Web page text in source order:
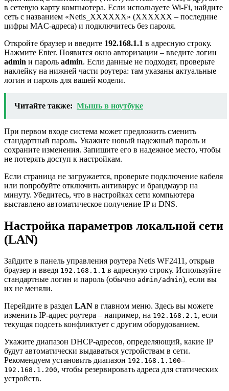
в сетевую карту компьютера. Если используете Wi-Fi, найдите
сеть с названием «Netis_XXXXXX» (XXXXXX – последние
цифры MAC-адреса) и подключитесь без пароля.
Откройте браузер и введите 192.168.1.1 в адресную строку.
Нажмите Enter. Появится окно авторизации – введите логин
admin и пароль admin. Если данные не подходят, проверьте
наклейку на нижней части роутера: там указаны актуальные
логин и пароль для вашей модели.
Читайте также: Мышь в ноутбуке
При первом входе система может предложить сменить
стандартный пароль. Укажите новый надежный пароль и
сохраните изменения. Запишите его в надежное место, чтобы
не потерять доступ к настройкам.
Если страница не загружается, проверьте подключение кабеля
или попробуйте отключить антивирус и брандмауэр на
минуту. Убедитесь, что в настройках сети компьютера
выставлено автоматическое получение IP и DNS.
Настройка параметров локальной сети
(LAN)
Зайдите в панель управления роутера Netis WF2411, открыв
браузер и введя 192.168.1.1 в адресную строку. Используйте
стандартные логин и пароль (обычно admin/admin), если вы
их не меняли.
Перейдите в раздел LAN в главном меню. Здесь вы можете
изменить IP-адрес роутера – например, на 192.168.2.1, если
текущая подсеть конфликтует с другим оборудованием.
Укажите диапазон DHCP-адресов, определяющий, какие IP
будут автоматически выдаваться устройствам в сети.
Рекомендуем установить диапазон 192.168.1.100–
192.168.1.200, чтобы резервировать адреса для статических
устройств.